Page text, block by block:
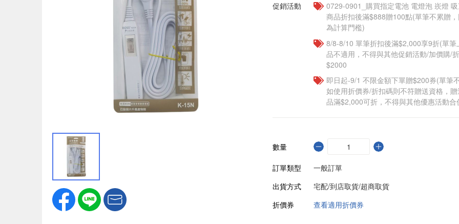
促銷活動
0729-0901_購買指定電池 電燈泡 崁燈
商品折扣後滿$888贈100點(單筆不累贈
為計算門檻)
8/8-8/10 單筆折扣後滿$2,000享9折(單
品不適用，不得與其他促銷活動/加價購/
$2000
即日起-9/1 不限金額下單贈$200券(單筆
如使用折價券/折扣碼則不符贈送資格，
品滿$2,000可折，不得與其他優惠活動合
數量
訂單類型
一般訂單
出貨方式
宅配/到店取貨/超商取貨
折價券
查看適用折價券